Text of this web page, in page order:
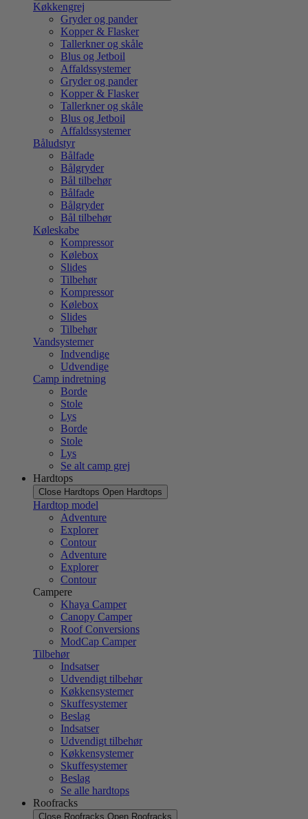
Køkkengrej
Gryder og pander
Kopper & Flasker
Tallerkner og skåle
Blus og Jetboil
Affaldssystemer
Gryder og pander
Kopper & Flasker
Tallerkner og skåle
Blus og Jetboil
Affaldssystemer
Båludstyr
Bålfade
Bålgryder
Bål tilbehør
Bålfade
Bålgryder
Bål tilbehør
Køleskabe
Kompressor
Kølebox
Slides
Tilbehør
Kompressor
Kølebox
Slides
Tilbehør
Vandsystemer
Indvendige
Udvendige
Camp indretning
Borde
Stole
Lys
Borde
Stole
Lys
Se alt camp grej
Hardtops
Close Hardtops Open Hardtops
Hardtop model
Adventure
Explorer
Contour
Adventure
Explorer
Contour
Campere
Khaya Camper
Canopy Camper
Roof Conversions
ModCap Camper
Tilbehør
Indsatser
Udvendigt tilbehør
Køkkensystemer
Skuffesystemer
Beslag
Indsatser
Udvendigt tilbehør
Køkkensystemer
Skuffesystemer
Beslag
Se alle hardtops
Roofracks
Close Roofracks Open Roofracks